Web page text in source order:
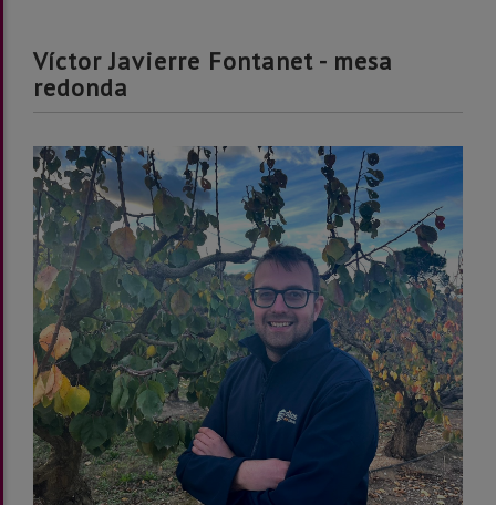
Víctor Javierre Fontanet - mesa
redonda